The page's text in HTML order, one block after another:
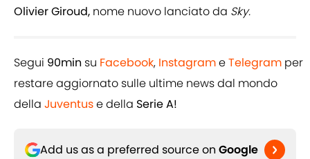
Olivier Giroud, nome nuovo lanciato da Sky.
Segui 90min su Facebook, InstagrameTelegram per
restare aggiornato sulle ultime news dal mondo
della Juventuse della Serie A!
Add us as a preferred source on Google